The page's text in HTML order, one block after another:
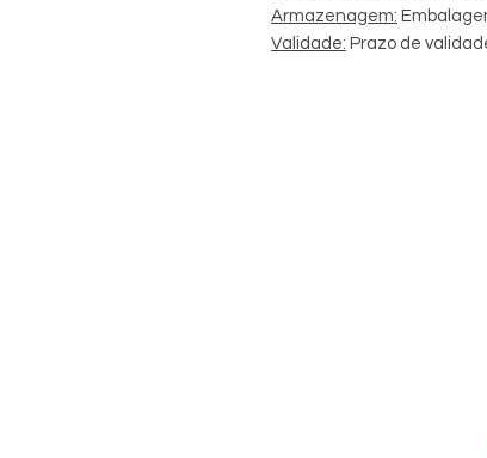
Armazenagem:
Validade: Prazo de